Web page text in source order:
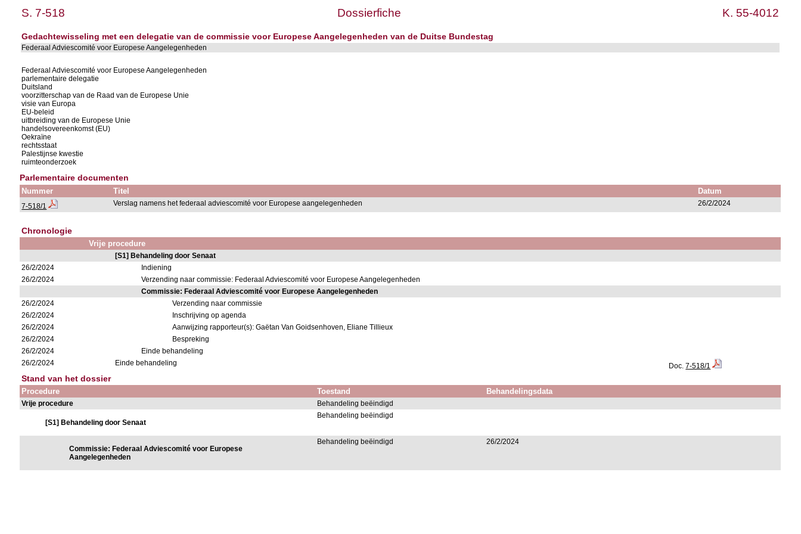
S. 7-518 Dossierfiche K. 55-4012
Gedachtewisseling met een delegatie van de commissie voor Europese Aangelegenheden van de Duitse Bundestag
Federaal Adviescomité voor Europese Aangelegenheden
Federaal Adviescomité voor Europese Aangelegenheden
parlementaire delegatie
Duitsland
voorzitterschap van de Raad van de Europese Unie
visie van Europa
EU-beleid
uitbreiding van de Europese Unie
handelsovereenkomst (EU)
Oekraïne
rechtsstaat
Palestijnse kwestie
ruimteonderzoek
Parlementaire documenten
Nummer Titel Datum
7-518/1 Verslag namens het federaal adviescomité voor Europese aangelegenheden 26/2/2024
Chronologie
Vrije procedure
[S1] Behandeling door Senaat
26/2/2024
Indiening
26/2/2024
Verzending naar commissie: Federaal Adviescomité voor Europese Aangelegenheden
Commissie: Federaal Adviescomité voor Europese Aangelegenheden
26/2/2024
Verzending naar commissie
26/2/2024
Inschrijving op agenda
26/2/2024
Aanwijzing rapporteur(s): Gaëtan Van Goidsenhoven, Eliane Tillieux
26/2/2024
Bespreking
26/2/2024
Einde behandeling
26/2/2024
Einde behandeling Doc.7-518/1
Stand van het dossier
Procedure Toestand Behandelingsdata
Vrije procedure Behandeling beëindigd
[S1] Behandeling door Senaat
Behandeling beëindigd
Commissie: Federaal Adviescomité voor Europese
Aangelegenheden
Behandeling beëindigd 26/2/2024